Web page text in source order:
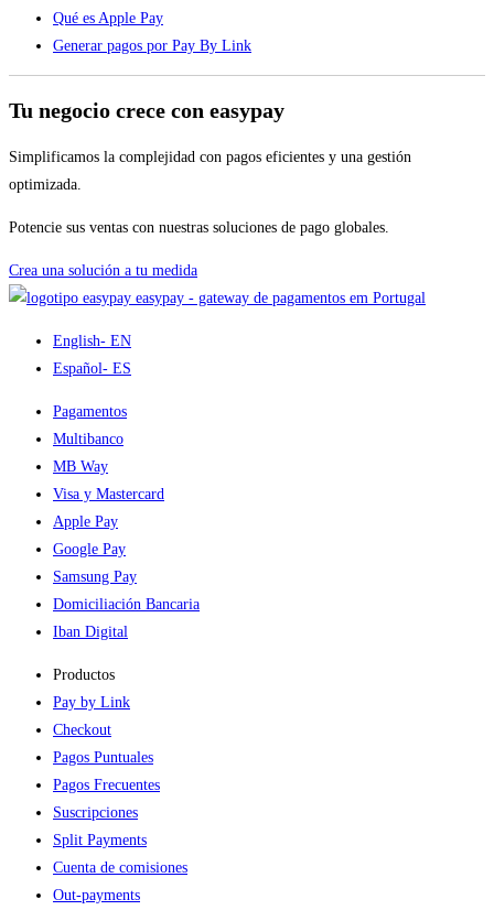
Qué es Apple Pay
Generar pagos por Pay By Link
Tu negocio crece con easypay
Simplificamos la complejidad con pagos eficientes y una gestión
optimizada.
Potencie sus ventas con nuestras soluciones de pago globales.
Crea una solución a tu medida
easypay - gateway de pagamentos em Portugal
English- EN
Español- ES
Pagamentos
Multibanco
MB Way
Visa y Mastercard
Apple Pay
Google Pay
Samsung Pay
Domiciliación Bancaria
Iban Digital
Productos
Pay by Link
Checkout
Pagos Puntuales
Pagos Frecuentes
Suscripciones
Split Payments
Cuenta de comisiones
Out-payments